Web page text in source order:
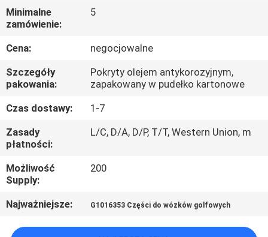
SKONTAKTUJ
SIĘ
Z
NAMI
AKTUALNOŚCI
POPROSIĆ
O
WYCENĘ
Minimalne
zamówienie:
5
Cena:
negocjowalne
Szczegóły
pakowania:
Pokryty olejem antykorozyjnym,
zapakowany w pudełko kartonowe
Czas dostawy:
1-7
Zasady
płatności:
L/C, D/A, D/P, T/T, Western Union, m
Możliwość
Supply:
200
Najważniejsze: G1016353 Części do wózków golfowych